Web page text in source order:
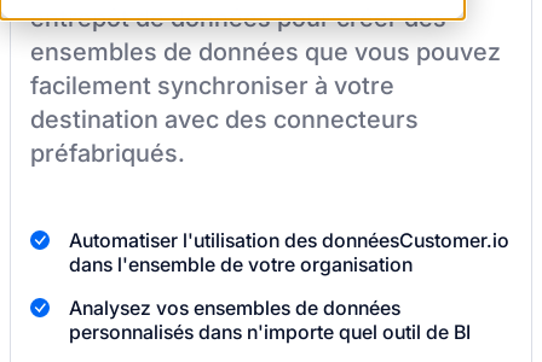
entrepôt de données pour créer des
ensembles de données que vous pouvez
facilement synchroniser à votre
destination avec des connecteurs
préfabriqués.
Automatiser l'utilisation des donnéesCustomer.io
dans l'ensemble de votre organisation
Analysez vos ensembles de données
personnalisés dans n'importe quel outil de BI